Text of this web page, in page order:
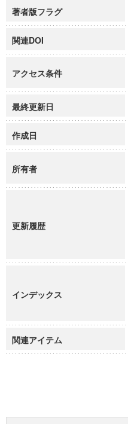
著者版フラグ
関連DOI
アクセス条件
最終更新日
作成日
所有者
更新履歴
インデックス
関連アイテム